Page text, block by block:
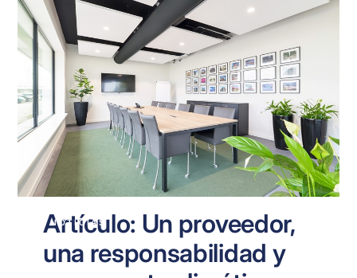
NOTICIAS
Artículo: Un proveedor,
una responsabilidad y